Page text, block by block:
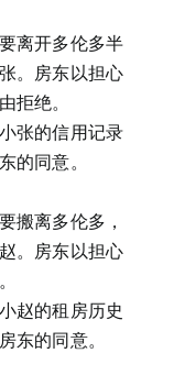
离开多伦多半
。房东以担心
拒绝。
张的信用记录
的同意。
搬离多伦多，
。房东以担心
赵的租房历史
东的同意。